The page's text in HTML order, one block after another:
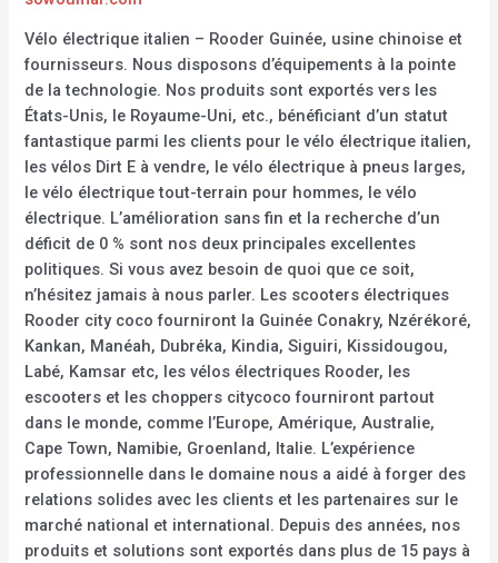
Vélo électrique italien – Rooder Guinée, usine chinoise et
fournisseurs. Nous disposons d’équipements à la pointe
de la technologie. Nos produits sont exportés vers les
États-Unis, le Royaume-Uni, etc., bénéficiant d’un statut
fantastique parmi les clients pour le vélo électrique italien,
les vélos Dirt E à vendre, le vélo électrique à pneus larges,
le vélo électrique tout-terrain pour hommes, le vélo
électrique. L’amélioration sans fin et la recherche d’un
déficit de 0 % sont nos deux principales excellentes
politiques. Si vous avez besoin de quoi que ce soit,
n’hésitez jamais à nous parler. Les scooters électriques
Rooder city coco fourniront la Guinée Conakry, Nzérékoré,
Kankan, Manéah, Dubréka, Kindia, Siguiri, Kissidougou,
Labé, Kamsar etc, les vélos électriques Rooder, les
escooters et les choppers citycoco fourniront partout
dans le monde, comme l’Europe, Amérique, Australie,
Cape Town, Namibie, Groenland, Italie. L’expérience
professionnelle dans le domaine nous a aidé à forger des
relations solides avec les clients et les partenaires sur le
marché national et international. Depuis des années, nos
produits et solutions sont exportés dans plus de 15 pays à